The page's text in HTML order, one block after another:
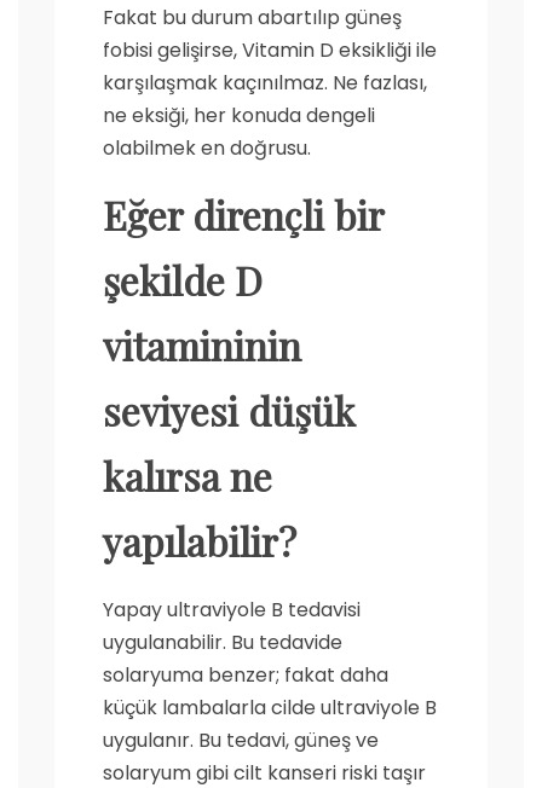
Fakat bu durum abartılıp güneş
fobisi gelişirse, Vitamin D eksikliği ile
karşılaşmak kaçınılmaz. Ne fazlası,
ne eksiği, her konuda dengeli
olabilmek en doğrusu.
Eğer dirençli bir
şekilde D
vitamininin
seviyesi düşük
kalırsa ne
yapılabilir?
Yapay ultraviyole B tedavisi
uygulanabilir. Bu tedavide
solaryuma benzer; fakat daha
küçük lambalarla cilde ultraviyole B
uygulanır. Bu tedavi, güneş ve
solaryum gibi cilt kanseri riski taşır